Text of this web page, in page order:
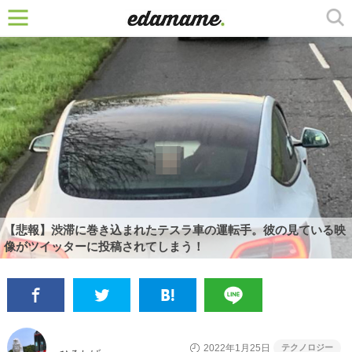
【悲報】渋滞に巻き込まれたテスラ車の運転手。彼の見ている映
像がツイッターに投稿されてしまう！
2022年1月25日 テクノロジー